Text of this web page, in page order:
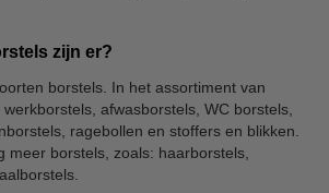
zijn er?
borstels. In het assortiment van
afwasborstels, WC borstels,
ragebollen en stoffers en blikken.
meer borstels, zoals: haarborstels,